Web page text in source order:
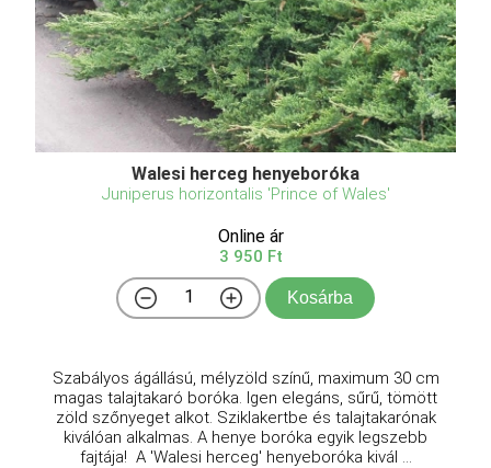
Walesi herceg henyeboróka
Juniperus horizontalis 'Prince of Wales'
Online ár
3 950 Ft
Kosárba
Szabályos ágállású, mélyzöld színű, maximum 30 cm
magas talajtakaró boróka. Igen elegáns, sűrű, tömött
zöld szőnyeget alkot. Sziklakertbe és talajtakarónak
kiválóan alkalmas. A henye boróka egyik legszebb
fajtája! A 'Walesi herceg' henyeboróka kivál ...